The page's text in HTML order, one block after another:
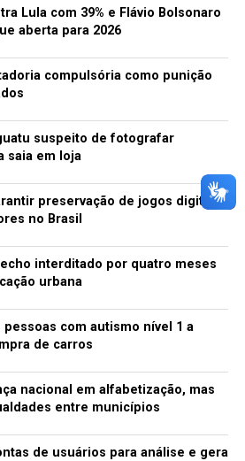
Lula com 39% e Flávio Bolsonaro
aberta para 2026
compulsória como punição
suspeito de fotografar
saia em loja
preservação de jogos digitais
no Brasil
interditado por quatro meses
urbana
pessoas com autismo nível 1 a
de carros
nacional em alfabetização, mas
entre municípios
de usuários para análise e gera